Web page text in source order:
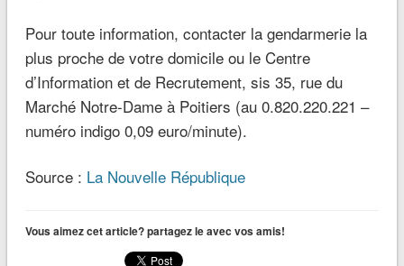
Pour toute information, contacter la gendarmerie la
plus proche de votre domicile ou le Centre
d’Information et de Recrutement, sis 35, rue du
Marché Notre-Dame à Poitiers (au 0.820.220.221 –
numéro indigo 0,09 euro/minute).
Source : La Nouvelle République
Vous aimez cet article? partagez le avec vos amis!